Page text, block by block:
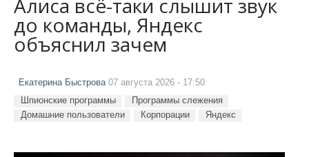
до команды, Яндекс
объяснил зачем
Екатерина Быстрова 07 августа 2026 - 17:50
Шпионские программы
Программы слежения
Домашние пользователи
Корпорации Яндекс